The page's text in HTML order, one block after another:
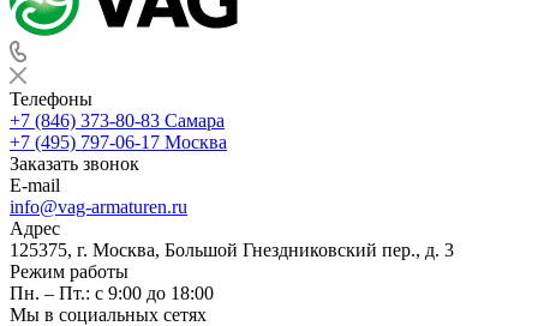
Телефоны
+7 (846) 373-80-83 Самара
+7 (495) 797-06-17 Москва
Заказать звонок
E-mail
info@vag-armaturen.ru
Адрес
125375, г. Москва, Большой Гнездниковский пер., д. 3
Режим работы
Пн. – Пт.: с 9:00 до 18:00
Мы в социальных сетях